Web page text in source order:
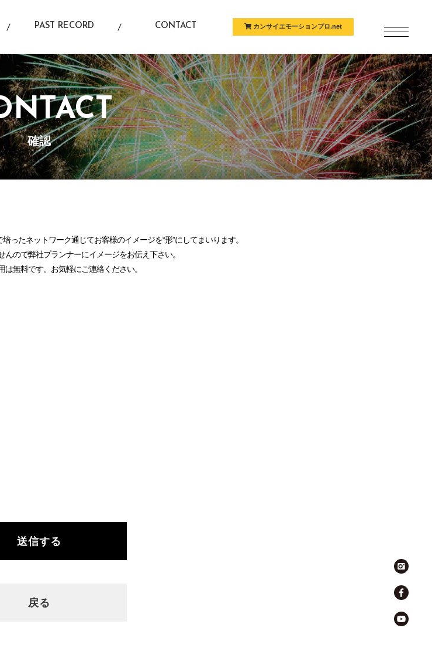
PAST RECORD CONTACT カンサイエモーションプロ.net
確認
ったネットワーク通じてお客様のイメージを“形”にしてまいります。
んので弊社プランナーにイメージをお伝え下さい。
は無料です。お気軽にご連絡ください。
戻る